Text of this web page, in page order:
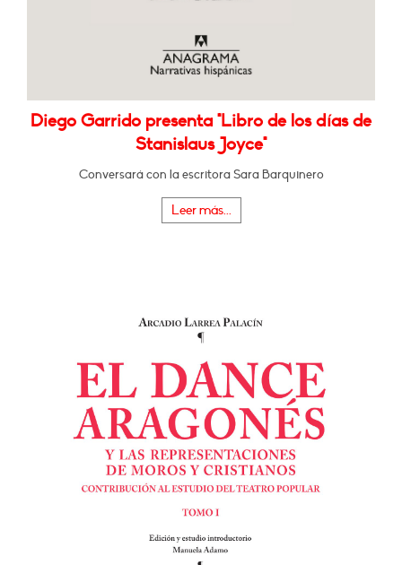
Diego Garrido presenta "Libro de los días de
Stanislaus Joyce"
Conversará con la escritora Sara Barquinero
Leer más...